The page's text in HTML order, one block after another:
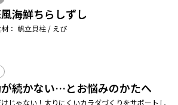
海鮮ちらしずし
： 帆立貝柱 / えび
続かない…とお悩みのかたへ
じゃない！太りにくいカラダづくりをサポートし